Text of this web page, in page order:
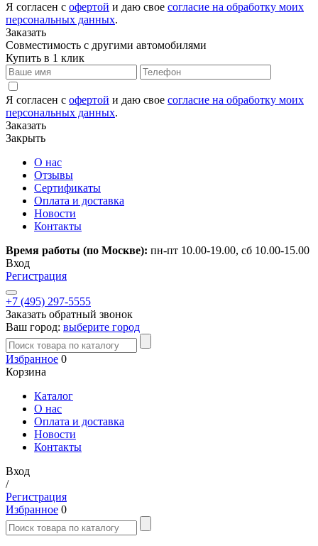
Я согласен с офертой и даю свое согласие на обработку моих
персональных данных.
Заказать
Совместимость с другими автомобилями
Купить в 1 клик
Я согласен с офертой и даю свое согласие на обработку моих
персональных данных.
Заказать
Закрыть
О нас
Отзывы
Сертификаты
Оплата и доставка
Новости
Контакты
Время работы (по Москве): пн-пт 10.00-19.00, сб 10.00-15.00
Вход
Регистрация
+7 (495) 297-5555
Заказать обратный звонок
Ваш город: выберите город
Избранное 0
Корзина
Каталог
О нас
Оплата и доставка
Новости
Контакты
Вход
/
Регистрация
Избранное 0